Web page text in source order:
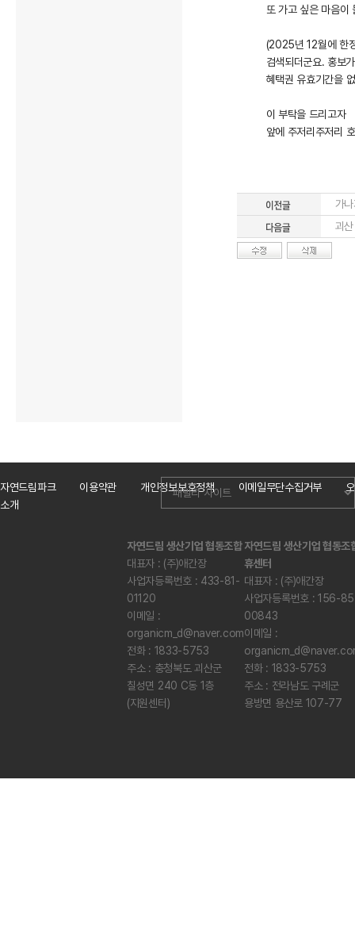
또 가고 싶은 마음이
(2025년 12월에 한
검색되더군요. 홍보
혜택권 유효기간을
이 부탁을 드리고자
앞에 주저리주저리
가
괴
자연드림파크
소개
이용약관 개인정보보호정책 이메일무단수집거부
자연드림 생산기업 협동조합
대표자 : (주)애간장
사업자등록번호 : 433-81-
01120
이메일 :
organicm_d@naver.com
전화 : 1833-5753
주소 : 충청북도 괴산군
칠성면 240 C동 1층
(지원센터)
자연드림 생산기업 협동조
휴센터
대표자 : (주)애간장
사업자등록번호 : 156-
00843
이메일 :
전화 : 1833-5753
주소 : 전라남도 구례군
용방면 용산로 107-77